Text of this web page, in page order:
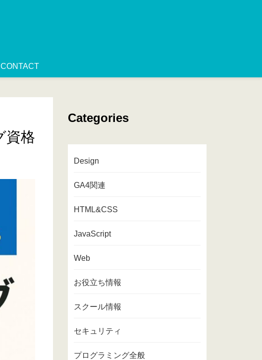
CONTACT
資格
Categories
Design
GA4関連
HTML&CSS
JavaScript
Web
お役立ち情報
スクール情報
セキュリティ
プログラミング全般